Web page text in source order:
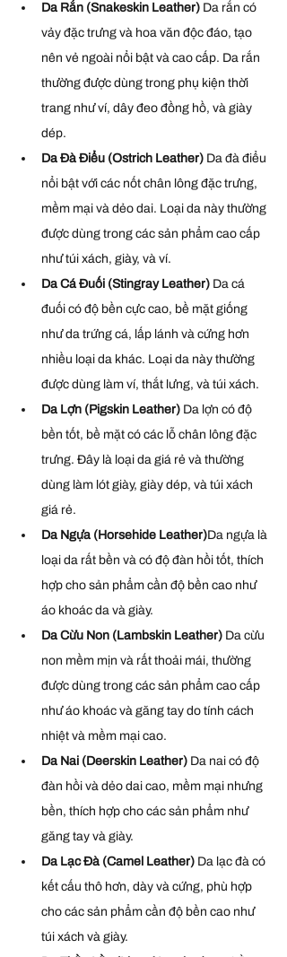
Da Rắn (Snakeskin Leather) Da rắn có
vảy đặc trưng và hoa văn độc đáo, tạo
nên vẻ ngoài nổi bật và cao cấp. Da rắn
thường được dùng trong phụ kiện thời
trang như ví, dây đeo đồng hồ, và giày
dép.
Da Đà Điểu (Ostrich Leather) Da đà điểu
nổi bật với các nốt chân lông đặc trưng,
mềm mại và dẻo dai. Loại da này thường
được dùng trong các sản phẩm cao cấp
như túi xách, giày, và ví.
Da Cá Đuối (Stingray Leather) Da cá
đuối có độ bền cực cao, bề mặt giống
như da trứng cá, lấp lánh và cứng hơn
nhiều loại da khác. Loại da này thường
được dùng làm ví, thắt lưng, và túi xách.
Da Lợn (Pigskin Leather) Da lợn có độ
bền tốt, bề mặt có các lỗ chân lông đặc
trưng. Đây là loại da giá rẻ và thường
dùng làm lót giày, giày dép, và túi xách
giá rẻ.
Da Ngựa (Horsehide Leather)Da ngựa là
loại da rất bền và có độ đàn hồi tốt, thích
hợp cho sản phẩm cần độ bền cao như
áo khoác da và giày.
Da Cừu Non (Lambskin Leather) Da cừu
non mềm mịn và rất thoải mái, thường
được dùng trong các sản phẩm cao cấp
như áo khoác và găng tay do tính cách
nhiệt và mềm mại cao.
Da Nai (Deerskin Leather) Da nai có độ
đàn hồi và dẻo dai cao, mềm mại nhưng
bền, thích hợp cho các sản phẩm như
găng tay và giày.
Da Lạc Đà (Camel Leather) Da lạc đà có
kết cấu thô hơn, dày và cứng, phù hợp
cho các sản phẩm cần độ bền cao như
túi xách và giày.